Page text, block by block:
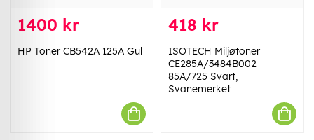
1400 kr
HP Toner CB542A 125A Gul
418 kr
ISOTECH Miljøtoner
CE285A/3484B002
85A/725 Svart,
Svanemerket